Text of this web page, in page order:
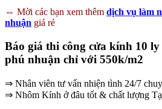
⇔ Mời các bạn xem thêm dịch vụ làm
nhuận giá rẻ
Báo giá thi công cửa kính 10
phú nhuận chỉ với 550k/m2
⇒ Nhân viên tư vấn nhiện tình 24/7
⇒ Nhôm Kính ở đâu tốt & chất lượng